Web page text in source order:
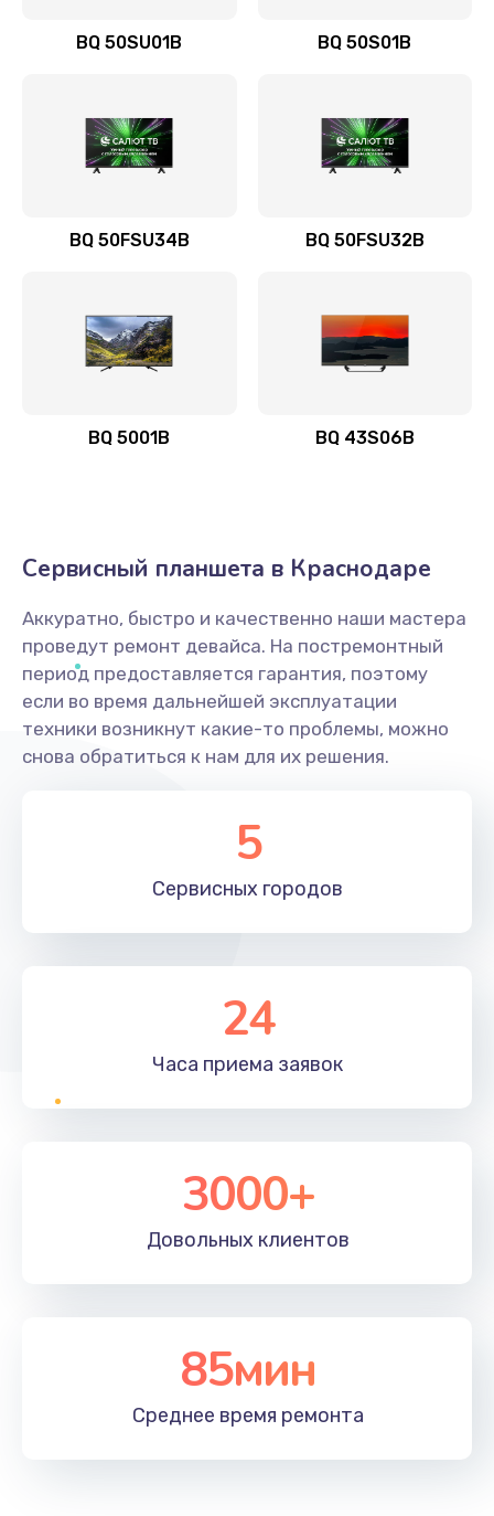
BQ 50SU01B BQ 50S01B
BQ 50FSU34B BQ 50FSU32B
BQ 5001B BQ 43S06B
Сервисный планшета в Краснодаре
Аккуратно, быстро и качественно наши мастера
проведут ремонт девайса. На постремонтный
период предоставляется гарантия, поэтому
если во время дальнейшей эксплуатации
техники возникнут какие-то проблемы, можно
снова обратиться к нам для их решения.
5
Сервисных городов
24
Часа приема заявок
3000+
Довольных клиентов
85мин
Среднее время ремонта